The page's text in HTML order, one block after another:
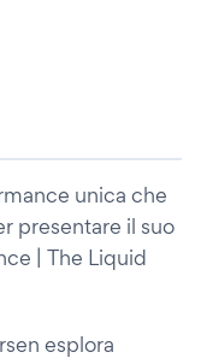
unica che
presentare il suo
| The Liquid
esplora